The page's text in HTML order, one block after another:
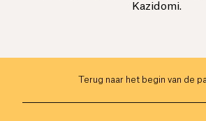
Kazidomi.
Terug naar het begin van de